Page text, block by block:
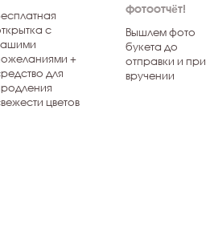
с
+
для
цветов
фотоотчёт!
Вышлем фото
букета до
отправки и при
вручении